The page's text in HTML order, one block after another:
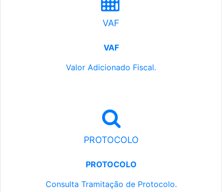
VAF
VAF
Valor Adicionado Fiscal.
PROTOCOLO
PROTOCOLO
Consulta Tramitação de Protocolo.